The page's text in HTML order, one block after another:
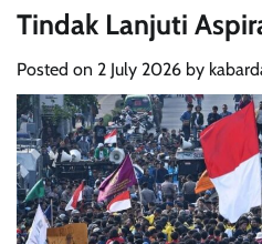
Tindak Lanjuti
Posted on 2 July 2026 by